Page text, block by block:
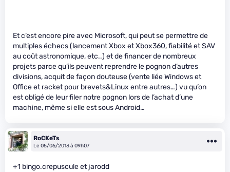
Et c’est encore pire avec Microsoft, qui peut se permettre de
multiples échecs (lancement Xbox et Xbox360, fiabilité et SAV
au coût astronomique, etc..) et de financer de nombreux
projets parce qu’ils peuvent reprendre le pognon d’autres
divisions, acquit de façon douteuse (vente liée Windows et
Office et racket pour brevets&Linux entre autres…) vu qu’on
est obligé de leur filer notre pognon lors de l’achat d’une
machine, même si elle est sous Android…
RoCKeTs
Le 05/06/2013 à 09h07
+1 bingo.crepuscule et jarodd